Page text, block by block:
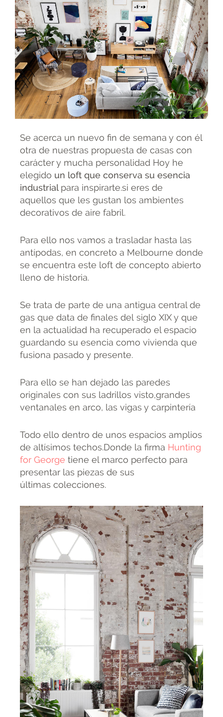
Se acerca un nuevo fin de semana y con él
otra de nuestras propuesta de casas con
carácter y mucha personalidad Hoy he
elegido un loft que conserva su esencia
industrial para inspirarte.si eres de
aquellos que les gustan los ambientes
decorativos de aire fabril.
Para ello nos vamos a trasladar hasta las
antípodas, en concreto a Melbourne donde
se encuentra este loft de concepto abierto
lleno de historia.
Se trata de parte de una antigua central de
gas que data de finales del siglo XIX y que
en la actualidad ha recuperado el espacio
guardando su esencia como vivienda que
fusiona pasado y presente.
Para ello se han dejado las paredes
originales con sus ladrillos visto,grandes
ventanales en arco, las vigas y carpintería
Todo ello dentro de unos espacios amplios
de altísimos techos.Donde la firma Hunting
for George tiene el marco perfecto para
presentar las piezas de sus
últimas colecciones.